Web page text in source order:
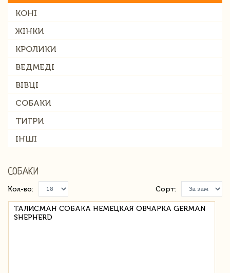
КОНІ
ЖІНКИ
КРОЛИКИ
ВЕДМЕДІ
ВІВЦІ
СОБАКИ
ТИГРИ
ІНШІ
СОБАКИ
Кол-во: Сорт:
ТАЛИСМАН СОБАКА НЕМЕЦКАЯ ОВЧАРКА GERMAN
SHEPHERD